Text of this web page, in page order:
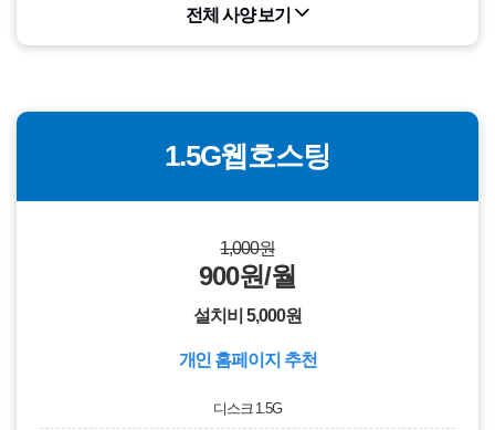
전체 사양 보기
1.5G웹호스팅
1,000원
900원/월
설치비 5,000원
개인 홈페이지 추천
디스크 1.5G